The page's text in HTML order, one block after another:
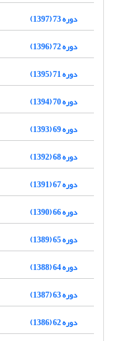
دوره 73 (1397)
دوره 72 (1396)
دوره 71 (1395)
دوره 70 (1394)
دوره 69 (1393)
دوره 68 (1392)
دوره 67 (1391)
دوره 66 (1390)
دوره 65 (1389)
دوره 64 (1388)
دوره 63 (1387)
دوره 62 (1386)